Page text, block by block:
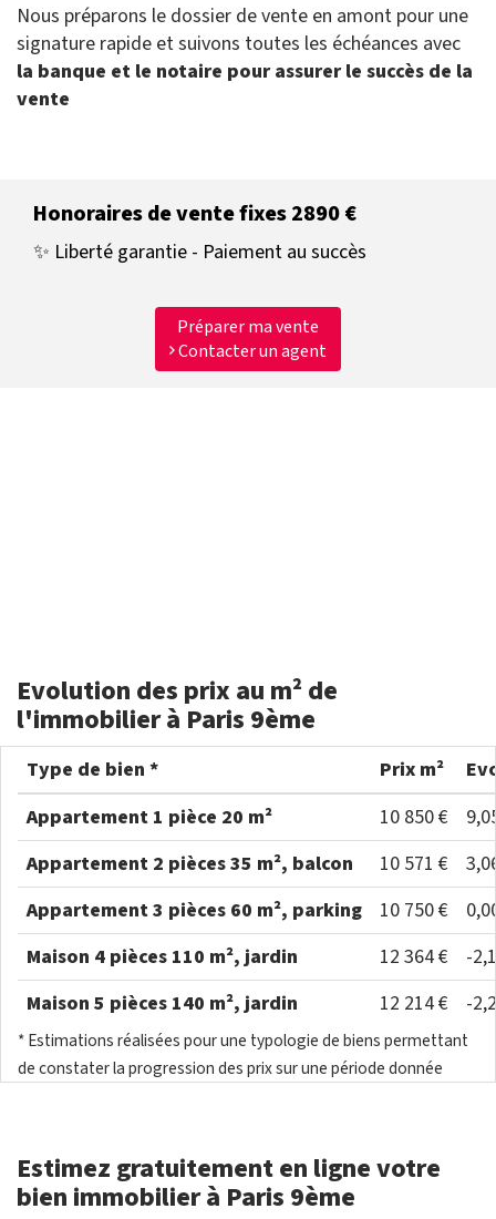
Nous préparons le dossier de vente en amont pour une
signature rapide et suivons toutes les échéances avec
la banque et le notaire pour assurer le succès de la
vente
Honoraires de vente fixes 2890 €
✨ Liberté garantie - Paiement au succès
Préparer ma vente
Contacter un agent
Evolution des prix au m² de
l'immobilier à Paris 9ème
Type de bien * Prix m²
Appartement 1 pièce 20 m²
10 850 €
Appartement 2 pièces 35 m², balcon
10 571 €
Appartement 3 pièces 60 m², parking
10 750 €
Maison 4 pièces 110 m², jardin
12 364 €
-
Maison 5 pièces 140 m², jardin
12 214 € -
* Estimations réalisées pour une typologie de biens permettant
de constater la progression des prix sur une période donnée
Estimez gratuitement en ligne votre
bien immobilier à Paris 9ème